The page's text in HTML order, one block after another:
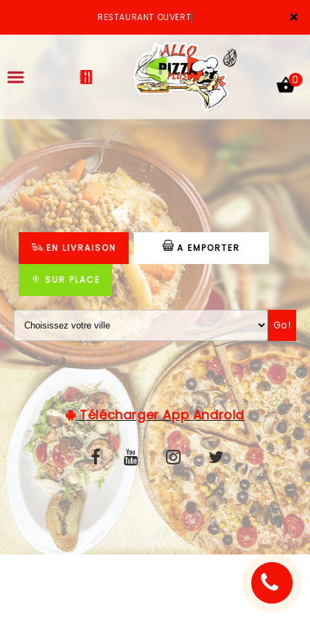
×
RESTAURANT OUVERT
ACCUEIL
LA CARTE
VOTRE COMPTE
NOTRE RESTAURANT
VOS AVIS
MENTIONS LÉGALES
0
EN LIVRAISON A EMPORTER
SUR PLACE
Go!
Télécharger App Android